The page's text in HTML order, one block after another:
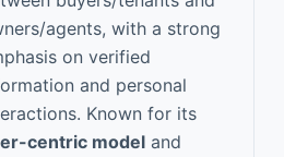
agents, with a strong
on verified
and personal
Known for its
centric model and